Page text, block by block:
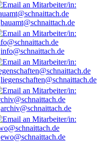
bauamt@schnaittach.de
info@schnaittach.de
liegenschaften@schnaittach.de
archiv@schnaittach.de
ewo@schnaittach.de